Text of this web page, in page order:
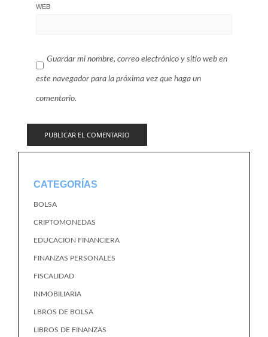
WEB
Guardar mi nombre, correo electrónico y sitio web en
este navegador para la próxima vez que haga un
comentario.
CATEGORÍAS
BOLSA
CRIPTOMONEDAS
EDUCACION FINANCIERA
FINANZAS PERSONALES
FISCALIDAD
INMOBILIARIA
LBROS DE BOLSA
LIBROS DE FINANZAS